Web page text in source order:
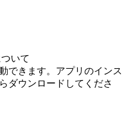
いて
できます。アプリのインス
ダウンロードしてくださ